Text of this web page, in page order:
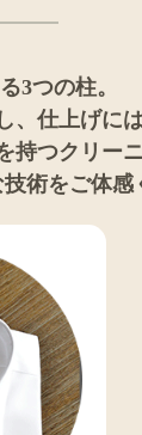
3つの柱。
、仕上げに
持つクリー
術をご体感